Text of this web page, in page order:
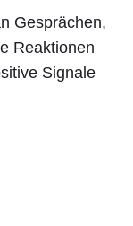
Gesprächen,
Reaktionen
Signale